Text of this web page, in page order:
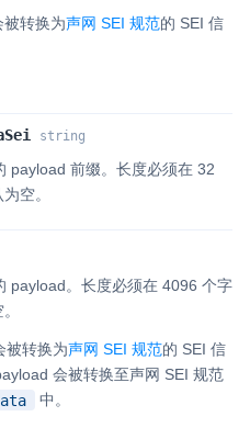
被转换为声网 SEI 规范的 SEI 信
string
payload 前缀。长度必须在 32
空。
payload。长度必须在 4096 个字
被转换为声网 SEI 规范的 SEI 信
会被转换至声网 SEI 规范
中。